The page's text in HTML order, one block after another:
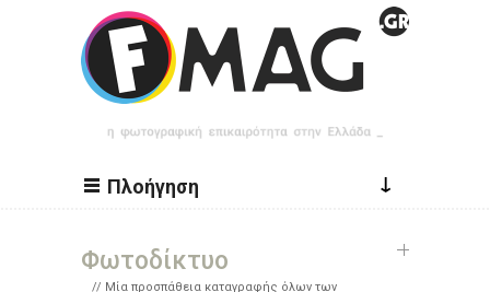
Παράκαμψη προς το κυρίως περιεχόμενο
Πλοήγηση ↓
Φωτοδίκτυο
Μία προσπάθεια καταγραφής όλων των